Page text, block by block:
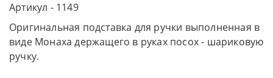
Артикул - 1149
Оригинальная подставка для ручки выполненная в
виде Монаха держащего в руках посох - шариковую
ручку.